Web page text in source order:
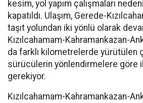
kesim, yol yapım çalışmaları
kapatıldı. Ulaşım, Gerede-
taşıt yolundan iki yönlü olarak
Kızılcahamam-Kahramankazan-
da farklı kilometrelerde yürütülen
sürücülerin yönlendirmelere göre
gerekiyor.
Kızılcahamam-Kahramankazan-